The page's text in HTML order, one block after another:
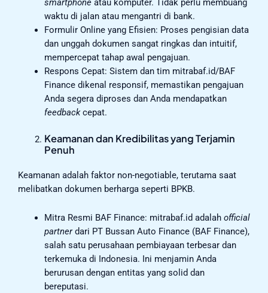
smartphoneatau komputer. Tidak perlu membuang
waktu di jalan atau mengantri di bank.
Formulir Online yang Efisien: Proses pengisian data
dan unggah dokumen sangat ringkas dan intuitif,
mempercepat tahap awal pengajuan.
Respons Cepat: Sistem dan tim mitrabaf.id/BAF
Finance dikenal responsif, memastikan pengajuan
Anda segera diproses dan Anda mendapatkan
feedbackcepat.
Keamanan dan Kredibilitas yang Terjamin
Penuh
Keamanan adalah faktor non-negotiable, terutama saat
melibatkan dokumen berharga seperti BPKB.
Mitra Resmi BAF Finance: mitrabaf.id adalah official
partnerdari PT Bussan Auto Finance (BAF Finance),
salah satu perusahaan pembiayaan terbesar dan
terkemuka di Indonesia. Ini menjamin Anda
berurusan dengan entitas yang solid dan
bereputasi.